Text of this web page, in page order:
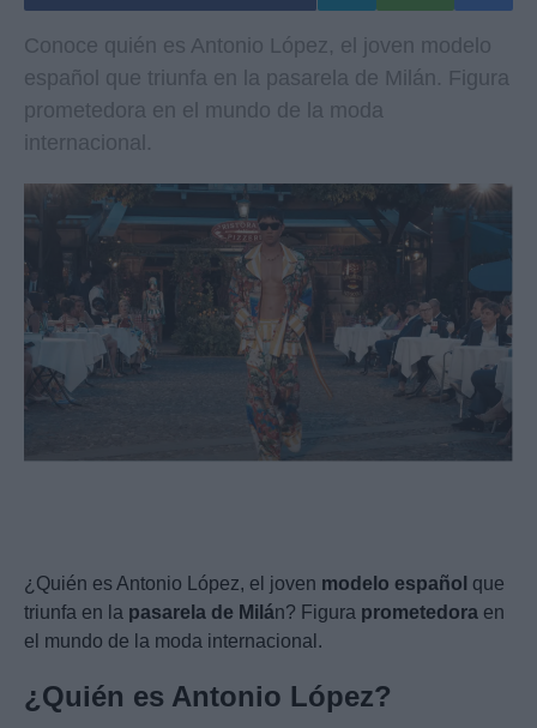
Conoce quién es Antonio López, el joven modelo
español que triunfa en la pasarela de Milán. Figura
prometedora en el mundo de la moda
internacional.
¿Quién es Antonio López, el joven modelo español que
triunfa en la pasarela de Milán? Figura prometedora en
el mundo de la moda internacional.
¿Quién es Antonio López?